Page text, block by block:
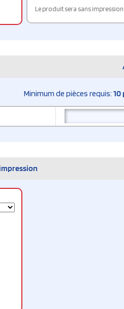
Le produit sera sans impression.
Minimum de pièces requis: 10